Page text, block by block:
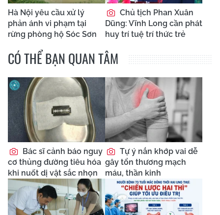
Hà Nội yêu cầu xử lý
phản ánh vi phạm tại
rừng phòng hộ Sóc Sơn
Chủ tịch Phan Xuân
Dũng: Vĩnh Long cần phát
huy trí tuệ trí thức trẻ
CÓ THỂ BẠN QUAN TÂM
Bác sĩ cảnh báo nguy
cơ thủng đường tiêu hóa
khi nuốt dị vật sắc nhọn
Tự ý nắn khớp vai dễ
gây tổn thương mạch
máu, thần kinh